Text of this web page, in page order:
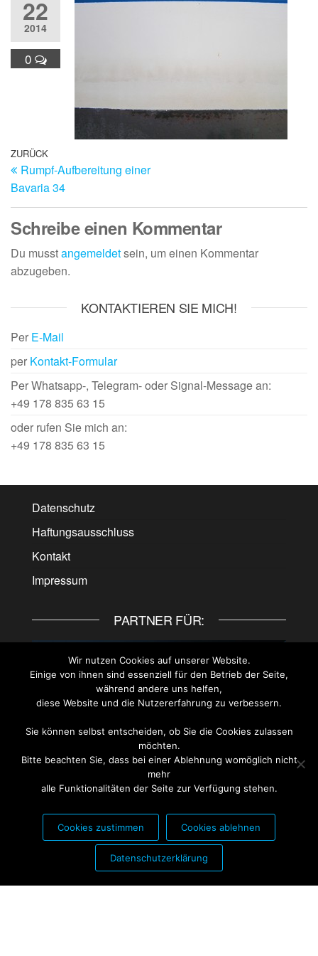
22
2014
0
Beitragsnavigation
Vorheriger
Beitrag
ZURÜCK
Rumpf-Aufbereitung einer
Bavaria 34
Schreibe einen Kommentar
Du musstangemeldetsein, um einen Kommentar
abzugeben.
KONTAKTIEREN SIE MICH!
Per E-Mail
per Kontakt-Formular
Per Whatsapp-, Telegram- oder Signal-Message an:
+49 178 835 63 15
oder rufen Sie mich an:
+49 178 835 63 15
Datenschutz
Haftungsausschluss
Kontakt
Impressum
PARTNER FÜR:
PARTNER FÜR:
Wir nutzen Cookies auf unserer Website.
Einige von ihnen sind essenziell für den Betrieb der Seite,
während andere uns helfen,
diese Website und die Nutzererfahrung zu verbessern.
Sie können selbst entscheiden, ob Sie die Cookies zulassen
möchten.
Bitte beachten Sie, dass bei einer Ablehnung womöglich nicht
mehr
alle Funktionalitäten der Seite zur Verfügung stehen.
Cookies zustimmen Cookies ablehnen
Datenschutzerklärung